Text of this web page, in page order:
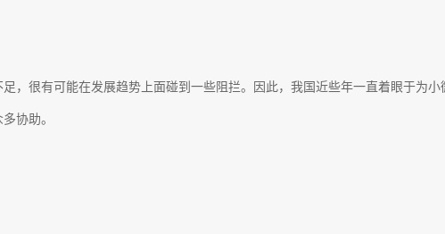
，很有可能在发展趋势上面碰到一些阻拦。因此，我国近些年一直着眼于为
协助。